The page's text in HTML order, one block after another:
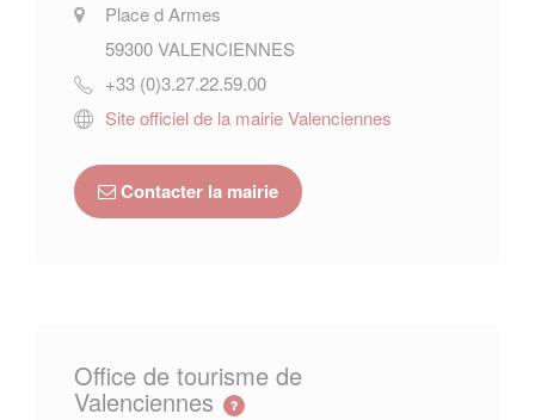
Place d Armes
59300VALENCIENNES
+33 (0)3.27.22.59.00
Site officiel de la mairie Valenciennes
Contacter la mairie
Office de tourisme de
Valenciennes